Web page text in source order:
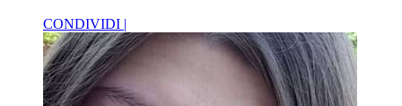
CONDIVIDI |